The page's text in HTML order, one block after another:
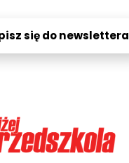
się do newslettera